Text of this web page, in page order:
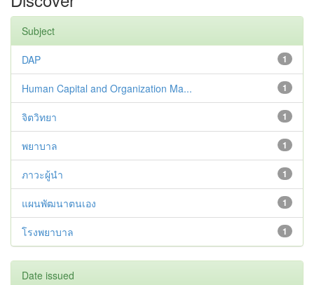
Subject
1
DAP
1
Human Capital and Organization Ma...
1
จิตวิทยา
1
พยาบาล
1
ภาวะผู้นำ
1
แผนพัฒนาตนเอง
1
โรงพยาบาล
Date issued